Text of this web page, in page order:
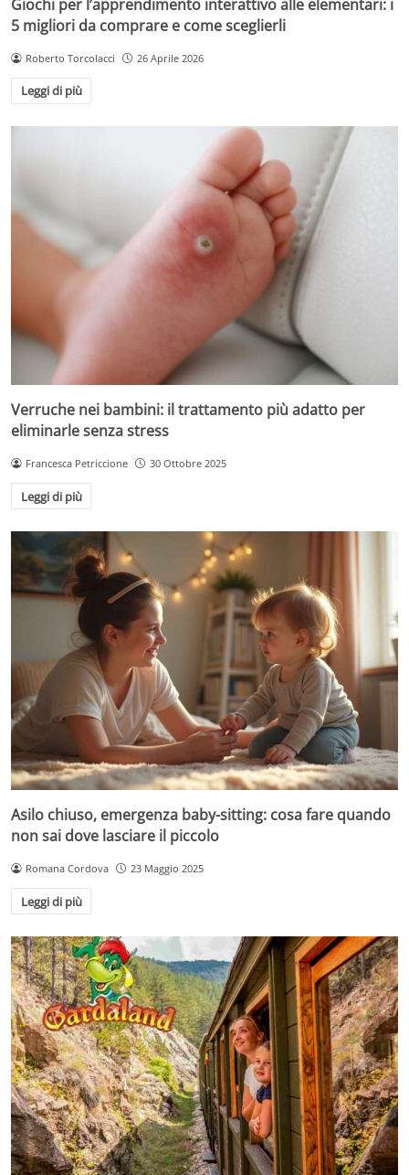
Giochi per l’apprendimento interattivo alle elementari: i
5 migliori da comprare e come sceglierli
Roberto Torcolacci 26 Aprile 2026
Leggi di più
Verruche nei bambini: il trattamento più adatto per
eliminarle senza stress
Francesca Petriccione 30 Ottobre 2025
Leggi di più
Asilo chiuso, emergenza baby-sitting: cosa fare quando
non sai dove lasciare il piccolo
Romana Cordova 23 Maggio 2025
Leggi di più